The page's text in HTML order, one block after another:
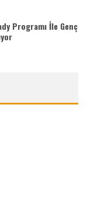
Programı İle Genç